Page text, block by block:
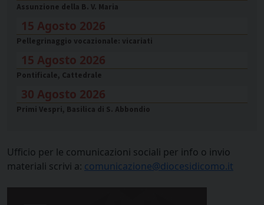
Assunzione della B. V. Maria
15 Agosto 2026
Pellegrinaggio vocazionale: vicariati
15 Agosto 2026
Pontificale, Cattedrale
30 Agosto 2026
Primi Vespri, Basilica di S. Abbondio
Ufficio per le comunicazioni sociali per info o invio
materiali scrivi a: comunicazione@diocesidicomo.it